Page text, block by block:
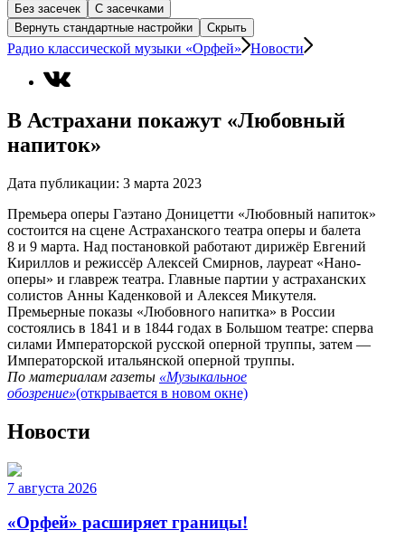
Без засечек
С засечками
Вернуть стандартные настройки
Скрыть
Радио классической музыки «Орфей» Новости
В Астрахани покажут «Любовный
напиток»
Дата публикации: 3 марта 2023
Премьера оперы Гаэтано Доницетти «Любовный напиток»
состоится на сцене Астраханского театра оперы и балета
8 и 9 марта. Над постановкой работают дирижёр Евгений
Кириллов и режиссёр Алексей Смирнов, лауреат «Нано-
оперы» и главреж театра. Главные партии у астраханских
солистов Анны Каденковой и Алексея Микутеля.
Премьерные показы «Любовного напитка» в России
состоялись в 1841 и в 1844 годах в Большом театре: сперва
силами Императорской русской оперной труппы, затем —
Императорской итальянской оперной труппы.
По материалам газеты «Музыкальное
обозрение»(открывается в новом окне)
Новости
7 августа 2026
«Орфей» расширяет границы!